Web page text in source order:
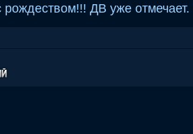
рождеством!!! ДВ уже отмечает.